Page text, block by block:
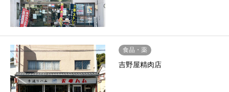
食品・薬
吉野屋精肉店